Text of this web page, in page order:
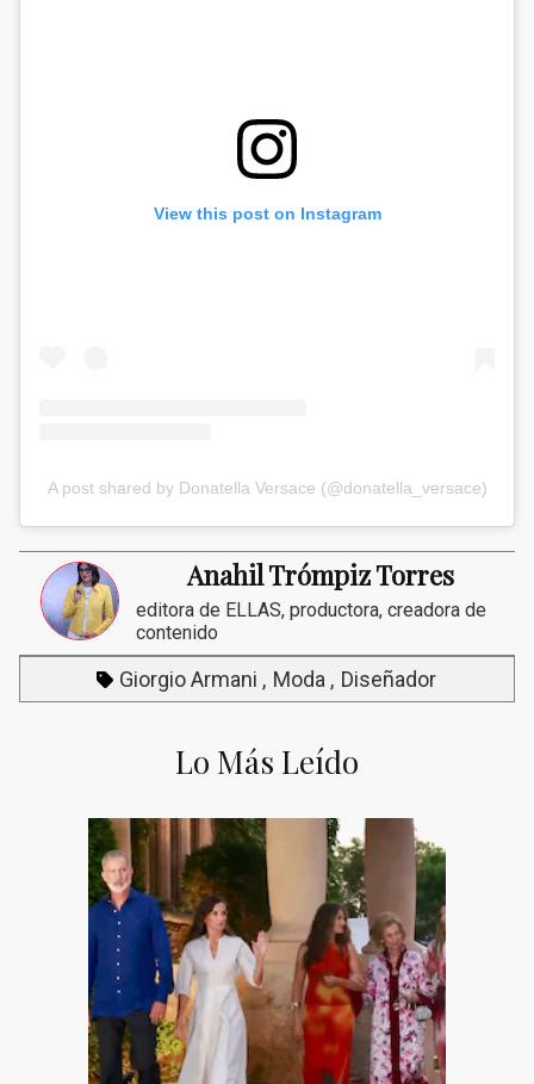
View this post on Instagram
A post shared by Donatella Versace (@donatella_versace)
Anahil Trómpiz Torres
editora de ELLAS, productora, creadora de
contenido
Giorgio Armani Moda Diseñador
Lo Más Leído